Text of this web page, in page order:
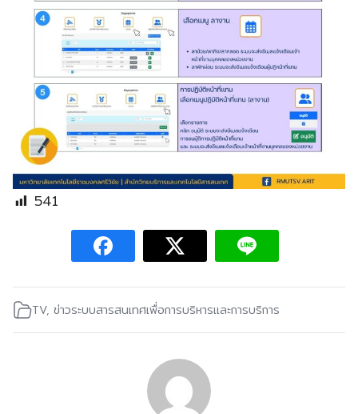
541
TV, ข่าวระบบสารสนเทศเพื่อการบริหารและการบริการ